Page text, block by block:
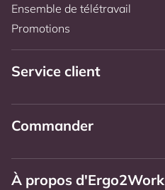
Ensemble de télétravail
Promotions
Service client
Commander
À propos d'Ergo2Work